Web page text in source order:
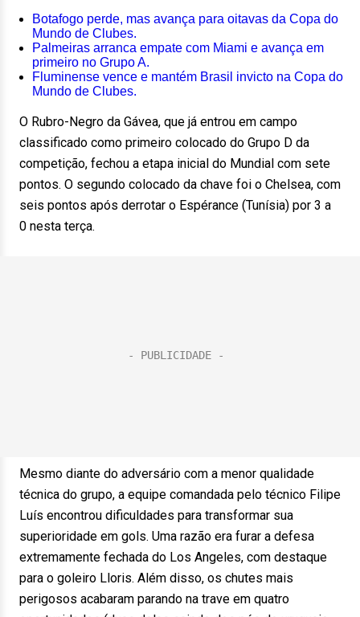
Botafogo perde, mas avança para oitavas da Copa do
Mundo de Clubes.
Palmeiras arranca empate com Miami e avança em
primeiro no Grupo A.
Fluminense vence e mantém Brasil invicto na Copa do
Mundo de Clubes.
O Rubro-Negro da Gávea, que já entrou em campo
classificado como primeiro colocado do Grupo D da
competição, fechou a etapa inicial do Mundial com sete
pontos. O segundo colocado da chave foi o Chelsea, com
seis pontos após derrotar o Espérance (Tunísia) por 3 a
0 nesta terça.
Mesmo diante do adversário com a menor qualidade
técnica do grupo, a equipe comandada pelo técnico Filipe
Luís encontrou dificuldades para transformar sua
superioridade em gols. Uma razão era furar a defesa
extremamente fechada do Los Angeles, com destaque
para o goleiro Lloris. Além disso, os chutes mais
perigosos acabaram parando na trave em quatro